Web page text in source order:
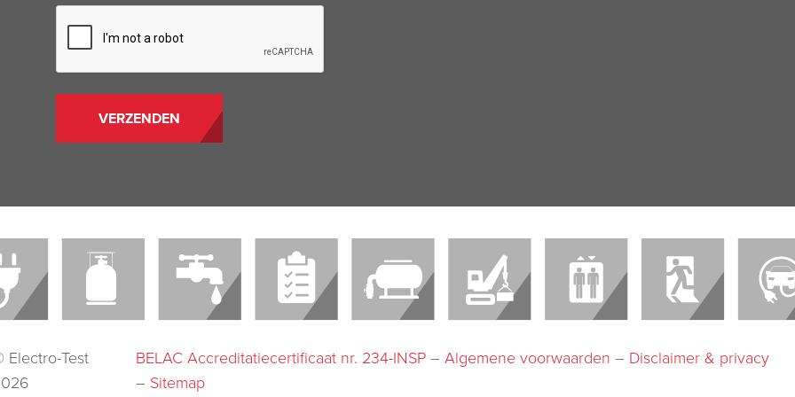
Electro-Test
BELAC Accreditatiecertificaat nr. 234-INSP –Algemene voorwaarden – Disclaimer & privacy
– Sitemap